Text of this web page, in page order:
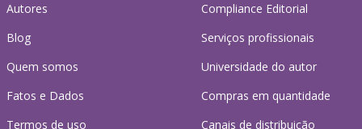
Autores
Blog
Quem somos
Fatos e Dados
Termos de uso
Compliance Editorial
Serviços profissionais
Universidade do autor
Compras em quantidade
Canais de distribuição